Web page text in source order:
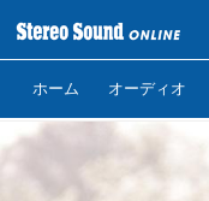
ホーム オーディオ